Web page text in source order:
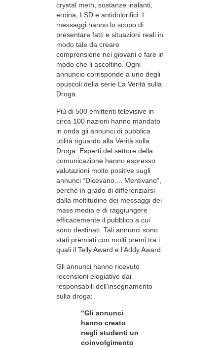
crystal meth, sostanze inalanti,
eroina, LSD e antidolorifici. I
messaggi hanno lo scopo di
presentare fatti e situazioni reali in
modo tale da creare
comprensione nei giovani e fare in
modo che li ascoltino. Ogni
annuncio corrisponde a uno degli
opuscoli della serie La Verità sulla
Droga.
Più di 500 emittenti televisive in
circa 100 nazioni hanno mandato
in onda gli annunci di pubblica
utilità riguardo alla Verità sulla
Droga. Esperti del settore della
comunicazione hanno espresso
valutazioni molto positive sugli
annunci “Dicevano.... Mentivano”,
perché in grado di differenziarsi
dalla moltitudine dei messaggi dei
mass media e di raggiungere
efficacemente il pubblico a cui
sono destinati. Tali annunci sono
stati premiati con molti premi tra i
quali il Telly Award e l’Addy Award.
Gli annunci hanno ricevuto
recensioni elogiative dai
responsabili dell’insegnamento
sulla droga:
“Gli annunci
hanno creato
negli studenti un
coinvolgimento